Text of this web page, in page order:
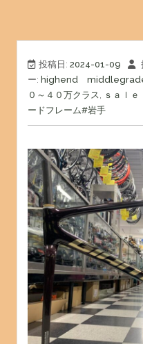
投稿日: 2024-01-09
ー: highend
０～４０万クラス, ｓａｌｅ
ードフレーム#岩手